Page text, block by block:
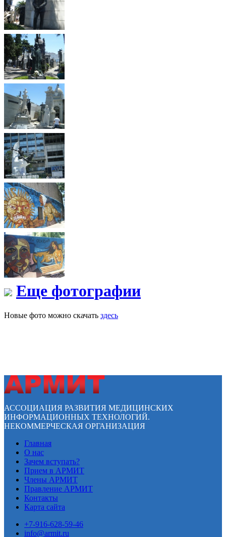
Еще фотографии
Новые фото можно скачать здесь
АССОЦИАЦИЯ РАЗВИТИЯ МЕДИЦИНСКИХ
ИНФОРМАЦИОННЫХ ТЕХНОЛОГИЙ.
НЕКОММЕРЧЕСКАЯ ОРГАНИЗАЦИЯ
Главная
О нас
Зачем вступать?
Прием в АРМИТ
Члены АРМИТ
Правление АРМИТ
Контакты
Карта сайта
+7-916-628-59-46
info@armit.ru